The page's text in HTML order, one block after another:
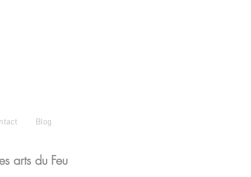
Blog
arts du Feu